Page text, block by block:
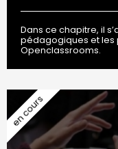
Dans ce chapitre, il
pédagogiques et les
Openclassrooms.